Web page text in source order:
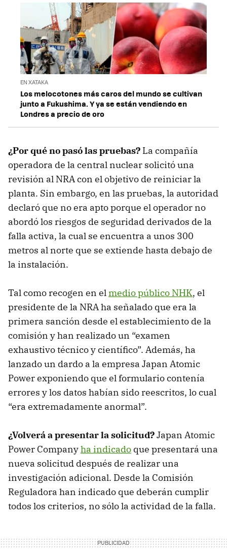
EN XATAKA
Los melocotones más caros del mundo se cultivan
junto a Fukushima. Y ya se están vendiendo en
Londres a precio de oro
¿Por qué no pasó las pruebas? La compañía
operadora de la central nuclear solicitó una
revisión al NRA con el objetivo de reiniciar la
planta. Sin embargo, en las pruebas, la autoridad
declaró que no era apto porque el operador no
abordó los riesgos de seguridad derivados de la
falla activa, la cual se encuentra a unos 300
metros al norte que se extiende hasta debajo de
la instalación.
Tal como recogen en elmedio público NHK, el
presidente de la NRA ha señalado que era la
primera sanción desde el establecimiento de la
comisión y han realizado un “examen
exhaustivo técnico y científico”. Además, ha
lanzado un dardo a la empresa Japan Atomic
Power exponiendo que el formulario contenía
errores y los datos habían sido reescritos, lo cual
“era extremadamente anormal”.
¿Volverá a presentar la solicitud?Japan Atomic
Power Companyha indicado que presentará una
nueva solicitud después de realizar una
investigación adicional. Desde la Comisión
Reguladora han indicado que deberán cumplir
todos los criterios, no sólo la actividad de la falla.